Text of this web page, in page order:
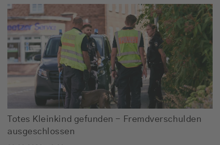
Totes Kleinkind gefunden - Fremdverschulden
ausgeschlossen